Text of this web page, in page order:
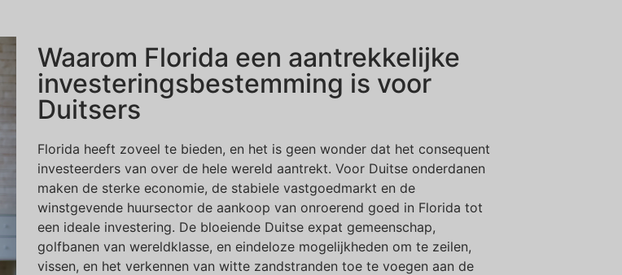
Waarom Florida een aantrekkelijke
investeringsbestemming is voor
Duitsers
Florida heeft zoveel te bieden, en het is geen wonder dat het consequent
investeerders van over de hele wereld aantrekt. Voor Duitse onderdanen
maken de sterke economie, de stabiele vastgoedmarkt en de
winstgevende huursector de aankoop van onroerend goed in Florida tot
een ideale investering. De bloeiende Duitse expat gemeenschap,
golfbanen van wereldklasse, en eindeloze mogelijkheden om te zeilen,
vissen, en het verkennen van witte zandstranden toe te voegen aan de